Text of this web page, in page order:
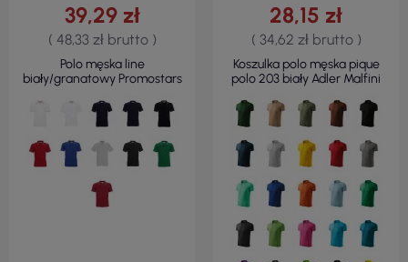
39,29 zł
( 48,33 zł brutto )
Polo męska line
biały/granatowy Promostars
28,15 zł
( 34,62 zł brutto )
Koszulka polo męska pique
polo 203 biały Adler Malfini